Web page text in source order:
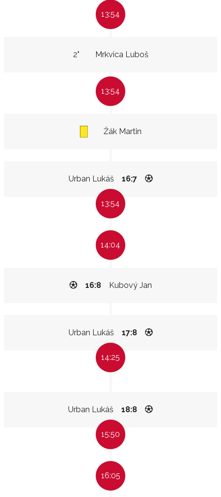
13:54
Mrkvica Luboš
2"
13:54
Žák Martin
Urban Lukáš 16:7
13:54
14:04
Kubový Jan
16:8
Urban Lukáš 17:8
14:25
Urban Lukáš 18:8
15:50
16:05